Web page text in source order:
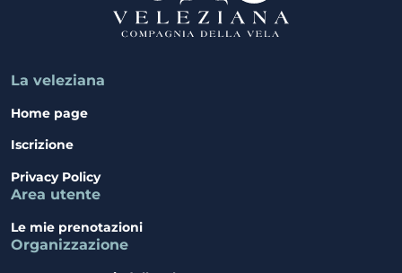
La veleziana
Home page
Iscrizione
Privacy Policy
Area utente
Le mie prenotazioni
Organizzazione